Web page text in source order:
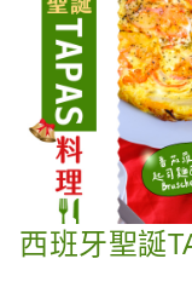
然而，不僅年紀
汙染，也是影響
西班牙聖誕